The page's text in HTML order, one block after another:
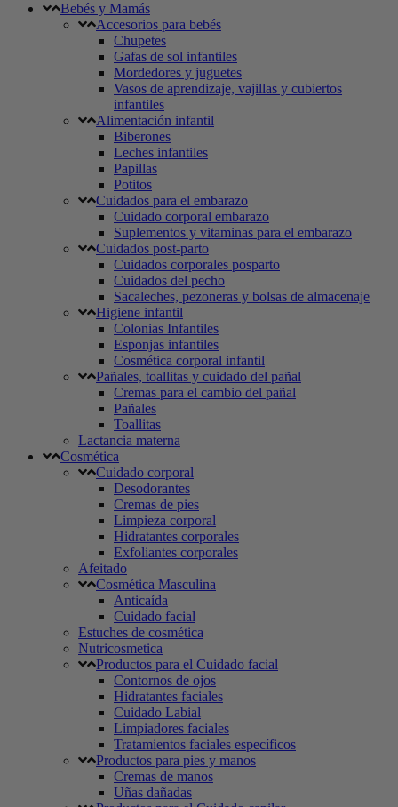
Bebés y Mamás
Accesorios para bebés
Chupetes
Gafas de sol infantiles
Mordedores y juguetes
Vasos de aprendizaje, vajillas y cubiertos
infantiles
Alimentación infantil
Biberones
Leches infantiles
Papillas
Potitos
Cuidados para el embarazo
Cuidado corporal embarazo
Suplementos y vitaminas para el embarazo
Cuidados post-parto
Cuidados corporales posparto
Cuidados del pecho
Sacaleches, pezoneras y bolsas de almacenaje
Higiene infantil
Colonias Infantiles
Esponjas infantiles
Cosmética corporal infantil
Pañales, toallitas y cuidado del pañal
Cremas para el cambio del pañal
Pañales
Toallitas
Lactancia materna
Cosmética
Cuidado corporal
Desodorantes
Cremas de pies
Limpieza corporal
Hidratantes corporales
Exfoliantes corporales
Afeitado
Cosmética Masculina
Anticaída
Cuidado facial
Estuches de cosmética
Nutricosmetica
Productos para el Cuidado facial
Contornos de ojos
Hidratantes faciales
Cuidado Labial
Limpiadores faciales
Tratamientos faciales específicos
Productos para pies y manos
Cremas de manos
Uñas dañadas